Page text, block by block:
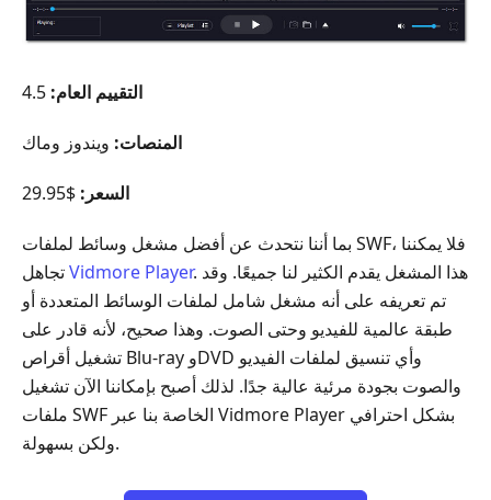
التقييم العام:
المنصات: ويندوز وماك
السعر: $29.95
بما أننا نتحدث عن أفضل مشغل وسائط لملفات ‎SWF‎، فلا يمكننا
Vidmore Player. هذا المشغل يقدم الكثير لنا جميعًا. وقد
تم تعريفه على أنه مشغل شامل لملفات الوسائط المتعددة أو
طبقة عالمية للفيديو وحتى الصوت. وهذا صحيح، لأنه قادر على
تشغيل أقراص Blu-ray وDVD وأي تنسيق لملفات الفيديو
والصوت بجودة مرئية عالية جدًا. لذلك أصبح بإمكاننا الآن تشغيل
ملفات ‎SWF‎ الخاصة بنا عبر Vidmore Player بشكل احترافي
ولكن بسهولة.